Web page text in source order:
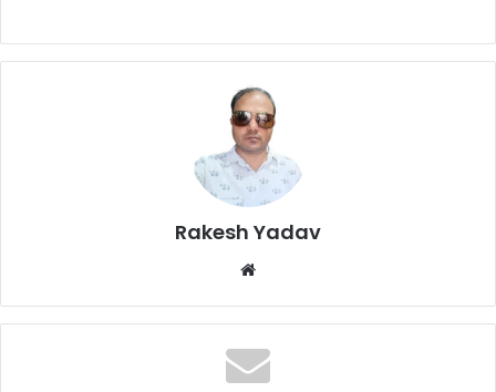
Rakesh Yadav
b
s
i